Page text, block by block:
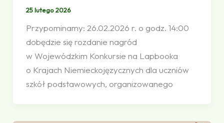
25 lutego 2026
Przypominamy: 26.02.2026 r. o godz. 14:00
dobędzie się rozdanie nagród
w Wojewódzkim Konkursie na Lapbooka
o Krajach Niemieckojęzycznych dla uczniów
szkół podstawowych, organizowanego